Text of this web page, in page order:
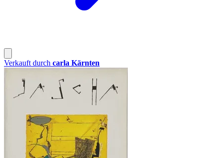
Verkauft durch carla Kärnten